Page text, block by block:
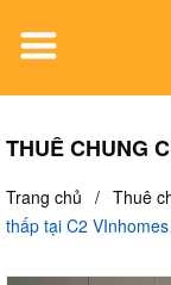
THUÊ CHUNG
Trang chủ / Thuê
thấp tại C2